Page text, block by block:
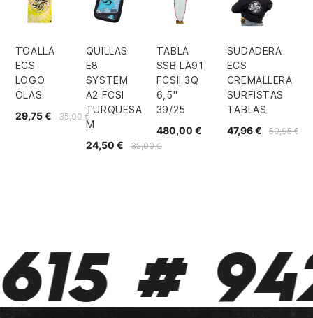
TOALLA
ECS
LOGO
OLAS
35,00 €
29,75 €
QUILLAS
E8
SYSTEM
A2 FCSI
TURQUESA
M
35,00 €
24,50 €
TABLA
SSB LA91
FCSII 3Q
6,5"
39/25
480,00 €
SUDADERA
ECS
CREMALLERA
SURFISTAS
TABLAS
59,95 €
47,96 €
#